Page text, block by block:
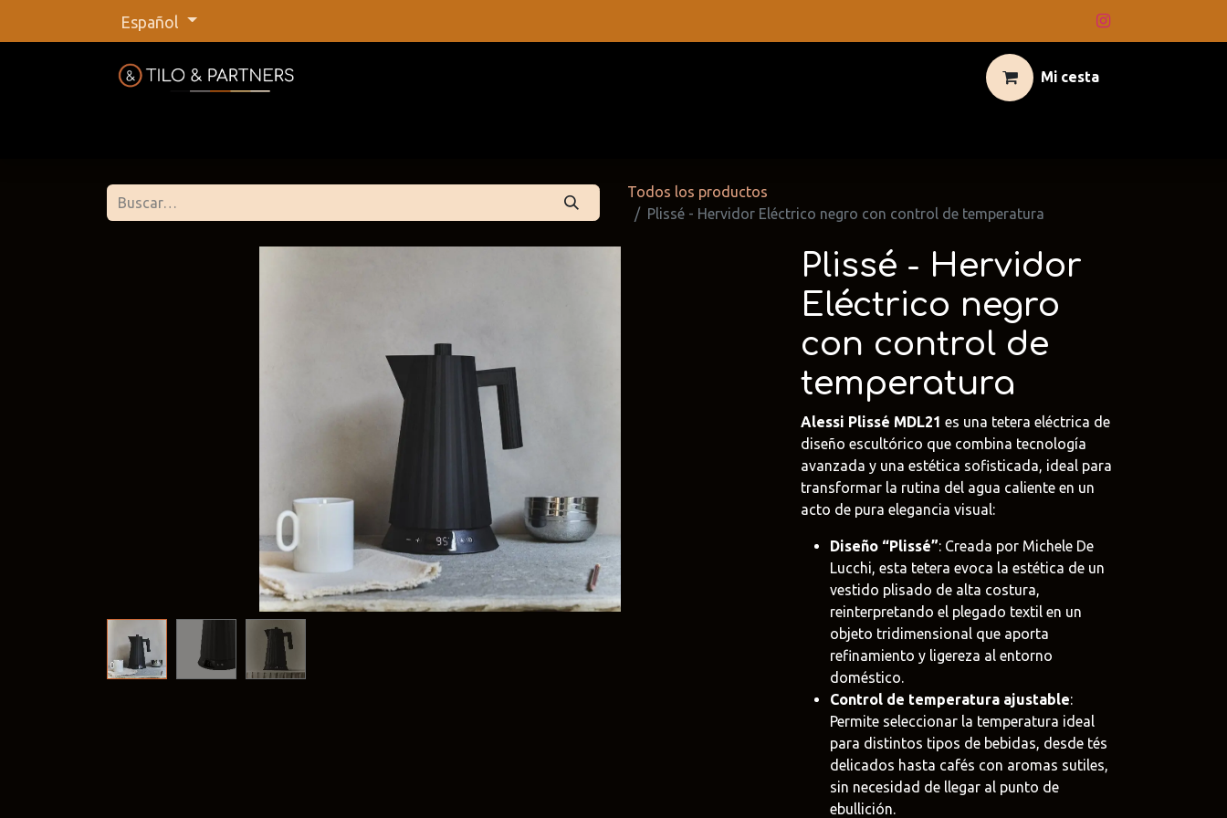
Español
Mi cesta
Todos los productos
Plissé - Hervidor Eléctrico negro con control de temperatura
Plissé - Hervidor
Eléctrico negro
con control de
temperatura
Alessi Plissé MDL21 es una tetera eléctrica de
diseño escultórico que combina tecnología
avanzada y una estética sofisticada, ideal para
transformar la rutina del agua caliente en un
acto de pura elegancia visual:
Diseño “Plissé”: Creada por Michele De
Lucchi, esta tetera evoca la estética de un
vestido plisado de alta costura,
reinterpretando el plegado textil en un
objeto tridimensional que aporta
refinamiento y ligereza al entorno
doméstico.
Control de temperatura ajustable:
Permite seleccionar la temperatura ideal
para distintos tipos de bebidas, desde tés
delicados hasta cafés con aromas sutiles,
sin necesidad de llegar al punto de
ebullición.
Tilo & Partners
@tiloandpartners
Franke
@franke.uy
Fima Carlo Frattini
@fima.uruguay
Adriani e Rossi
@adrianierossi
Rubio Monocoat
Linie Design
@linie.uy
Pianca
@piancauy